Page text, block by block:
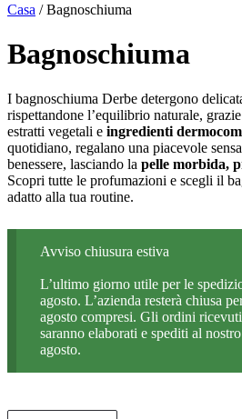
Casa / Bagnoschiuma
Bagnoschiuma
I bagnoschiuma Derbe detergono
rispettandone l’equilibrio naturale,
estratti vegetali e ingredienti
quotidiano, regalano una piacevole
benessere, lasciando la pelle morbida,
Scopri tutte le profumazioni e scegli il
adatto alla tua routine.
Avviso chiusura estiva
L’ultimo giorno utile per le
agosto. L’azienda resterà chiusa
agosto compresi. Gli ordini
saranno elaborati e spediti al
agosto.